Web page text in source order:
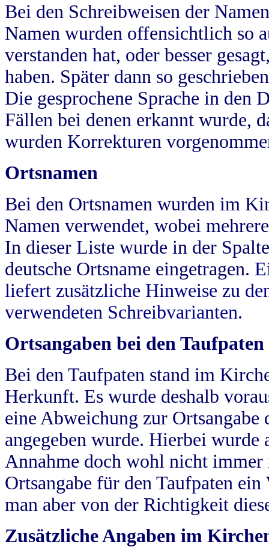
Bei den Schreibweisen der
Namen wurden offensichtlich so
verstanden hat, oder besser
haben. Später dann so
Die gesprochene Sprache in
Fällen bei denen erkannt wurde,
wurden Korrekturen
Ortsnamen
Bei den Ortsnamen wurden im
Namen verwendet, wobei
In dieser Liste wurde in der
deutsche Ortsname eingetragen.
liefert zusätzliche Hinweise zu
verwendeten Schreibvarianten.
Ortsangaben bei den Taufpaten
Bei den Taufpaten stand im
Herkunft. Es wurde deshalb
eine Abweichung zur
angegeben wurde. Hierbei wurde
Annahme doch wohl nicht
Ortsangabe für den Taufpaten
man aber von der Richtigkeit
Zusätzliche Angaben im